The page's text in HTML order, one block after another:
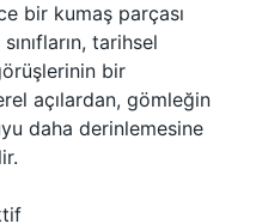
bir kumaş parçası
tarihsel
bir
açılardan, gömleğin
daha derinlemesine